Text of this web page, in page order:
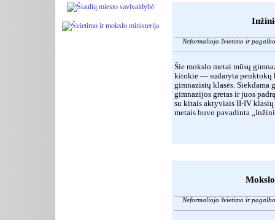
Neformaliojo švietimo ir
Šie mokslo metai mūsų
kitokie — sudaryta penktokų
gimnazistų klasės.
gimnazijos gretas ir juos
su kitais aktyviais II-IV
metais buvo pavadinta
Neformaliojo švietimo ir